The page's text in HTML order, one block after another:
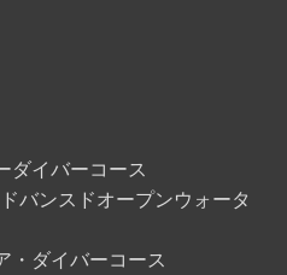
ダイバーコース
バンスドオープンウォータ
・ダイバーコース